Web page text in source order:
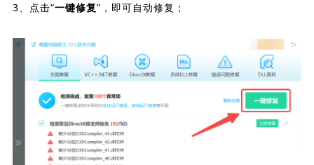
3、点击“一键修复”，即可自动修复；